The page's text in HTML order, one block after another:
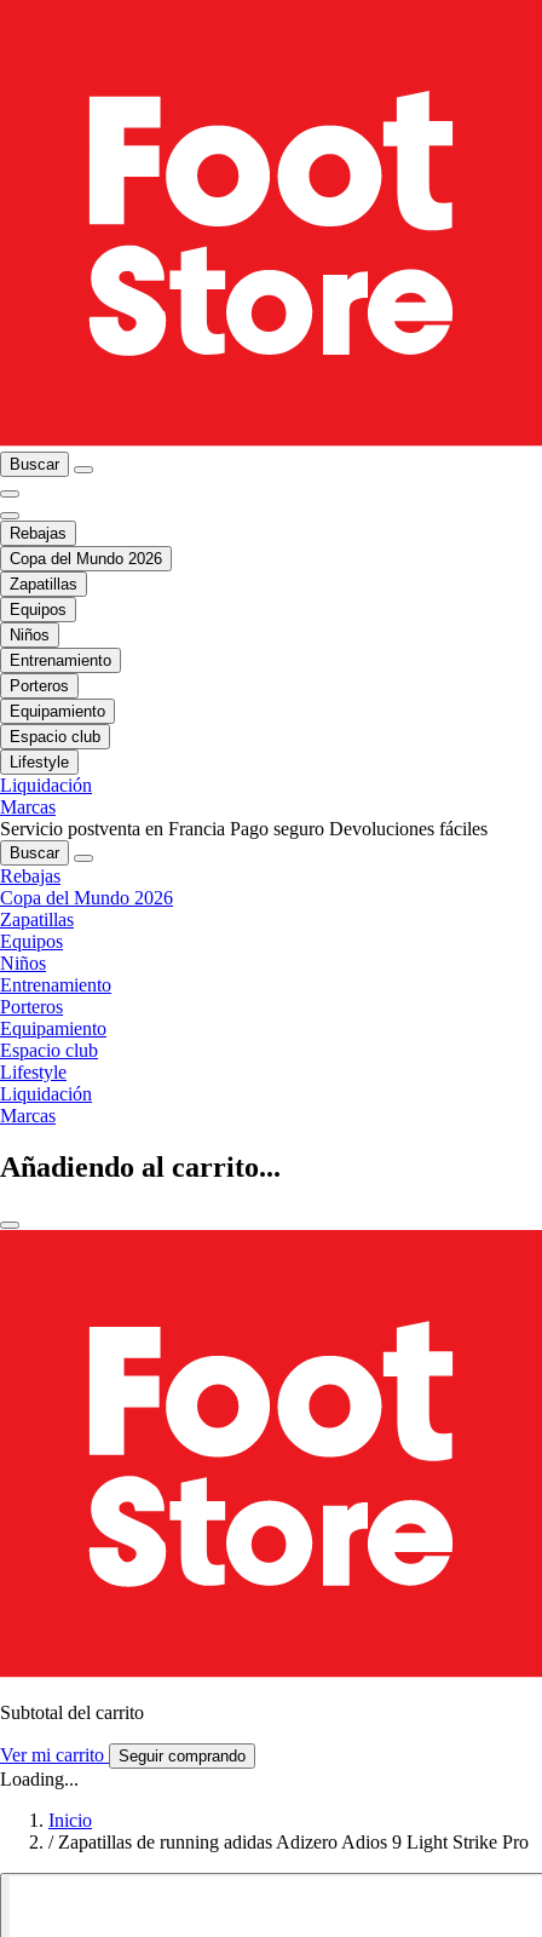
Buscar
Rebajas
Copa del Mundo 2026
Zapatillas
Equipos
Niños
Entrenamiento
Porteros
Equipamiento
Espacio club
Lifestyle
Liquidación
Marcas
Servicio postventa en Francia Pago seguro Devoluciones fáciles
Buscar
Rebajas
Copa del Mundo 2026
Zapatillas
Equipos
Niños
Entrenamiento
Porteros
Equipamiento
Espacio club
Lifestyle
Liquidación
Marcas
Añadiendo al carrito...
Subtotal del carrito
Ver mi carrito Seguir comprando
Loading...
Inicio
/ Zapatillas de running adidas Adizero Adios 9 Light Strike Pro